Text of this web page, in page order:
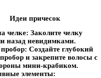
Идеи причесок
челке: Заколите челку
назад невидимками.
Создайте глубокий
и закрепите волосы с
мини-крабиком.
элементы: